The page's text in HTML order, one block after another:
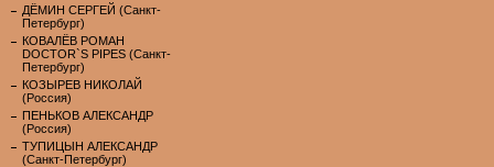
ДЁМИН СЕРГЕЙ (Санкт-
Петербург)
КОВАЛЁВ РОМАН
DOCTOR`S PIPES (Санкт-
Петербург)
КОЗЫРЕВ НИКОЛАЙ
(Россия)
ПЕНЬКОВ АЛЕКСАНДР
(Россия)
ТУПИЦЫН АЛЕКСАНДР
(Санкт-Петербург)